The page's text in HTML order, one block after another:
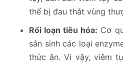
thể bị đau thắt vùng
Rối loạn tiêu hóa: Cơ
sản sinh các loại
thức ăn. Vì vậy, viêm